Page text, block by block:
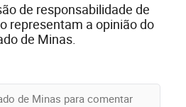
de responsabilidade de
representam a opinião do
de Minas.